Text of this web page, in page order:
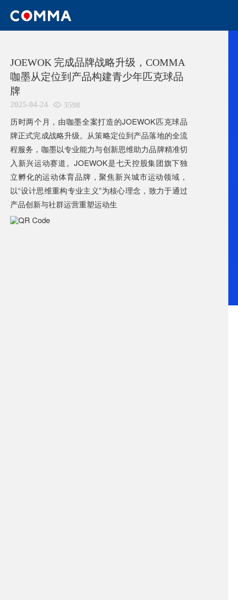
HOME / 新闻 /JOEWOK 完成品牌战略升级，COMMA咖墨从
定位到产品构建青少年匹克球品牌
JOEWOK 完成品牌战略升级，COMMA
咖墨从定位到产品构建青少年匹克球品
牌
2025-04-24  3598
历时两个月，由咖墨全案打造的JOEWOK匹克球品
牌正式完成战略升级。从策略定位到产品落地的全流
程服务，咖墨以专业能力与创新思维助力品牌精准切
入新兴运动赛道。JOEWOK是七天控股集团旗下独
立孵化的运动体育品牌，聚焦新兴城市运动领域，
以“设计思维重构专业主义”为核心理念，致力于通过
产品创新与社群运营重塑运动生